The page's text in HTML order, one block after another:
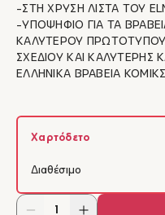
-ΣΤΗ ΧΡΥΣΗ ΛΙΣΤΑ ΤΟΥ
-ΥΠΟΨΗΦΙΟ ΓΙΑ ΤΑ
ΚΑΛΥΤΕΡΟΥ
ΣΧΕΔΙΟΥ ΚΑΙ ΚΑΛΥΤΕΡΗΣ
ΕΛΛΗΝΙΚΑ ΒΡΑΒΕΙΑ
Χαρτόδετο
Διαθέσιμο